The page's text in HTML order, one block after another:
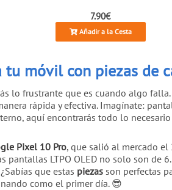
7.90€
Añadir a la Cesta
tu móvil con piezas de
lo frustrante que es cuando algo
rápida y efectiva. Imagínate:
aquí encontrarás todo lo
Pixel 10 Pro, que salió al mercado
pantallas LTPO OLED no solo son
que estas piezas son perfectas
como el primer día. 😎